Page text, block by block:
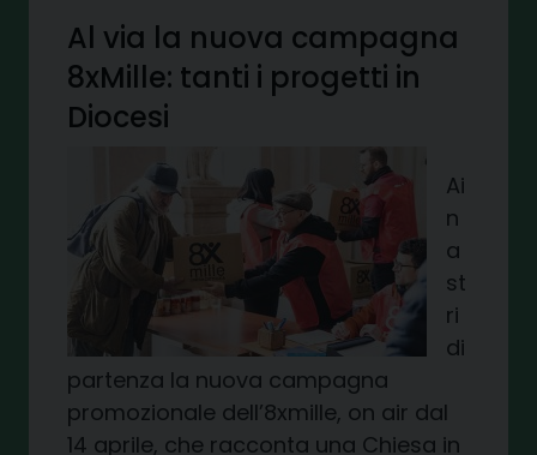
Al via la nuova campagna
8xMille: tanti i progetti in
Diocesi
Ai
n
a
st
ri
di
partenza la nuova campagna
promozionale dell’8xmille, on air dal
14 aprile, che racconta una Chiesa in